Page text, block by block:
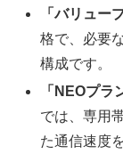
「バリュー
格で、必要
構成です。
「NEOプ
では、専用
た通信速度